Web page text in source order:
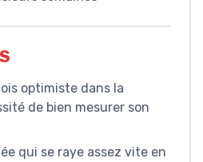
optimiste dans la
de bien mesurer son
qui se raye assez vite en